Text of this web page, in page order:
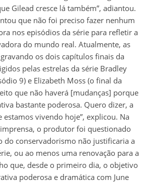
Gilead cresce lá também”, adiantou.
que não foi preciso fazer nenhum
nos episódios da série para refletir a
do mundo real. Atualmente, as
os dois capítulos finais da
pelas estrelas da série Bradley
9) e Elizabeth Moss (o final da
que não haverá [mudanças] porque
bastante poderosa. Quero dizer, a
estamos vivendo hoje”, explicou. Na
o produtor foi questionado
do conservadorismo não justificaria a
ou ao menos uma renovação para a
que, desde o primeiro dia, o objetivo
poderosa e dramática com June